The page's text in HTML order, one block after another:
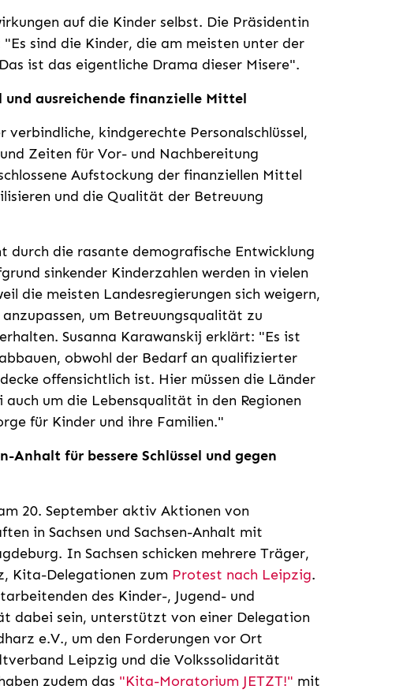
auf die Kinder selbst. Die Präsidentin
sind die Kinder, die am meisten unter der
ist das eigentliche Drama dieser Misere".
und ausreichende finanzielle Mittel
kindgerechte Personalschlüssel,
Zeiten für Vor- und Nachbereitung
Aufstockung der finanziellen Mittel
und die Qualität der Betreuung
durch die rasante demografische Entwicklung
sinkender Kinderzahlen werden in vielen
die meisten Landesregierungen sich weigern,
um Betreuungsqualität zu
Susanna Karawanskij erklärt: "Es ist
obwohl der Bedarf an qualifizierter
offensichtlich ist. Hier müssen die Länder
um die Lebensqualität in den Regionen
für Kinder und ihre Familien."
Anhalt für bessere Schlüssel und gegen
20. September aktiv Aktionen von
in Sachsen und Sachsen-Anhalt mit
In Sachsen schicken mehrere Träger,
Kita-Delegationen zum Protest nach Leipzig.
des Kinder-, Jugend- und
dabei sein, unterstützt von einer Delegation
e.V., um den Forderungen vor Ort
Leipzig und die Volkssolidarität
zudem das "Kita-Moratorium JETZT!" mit